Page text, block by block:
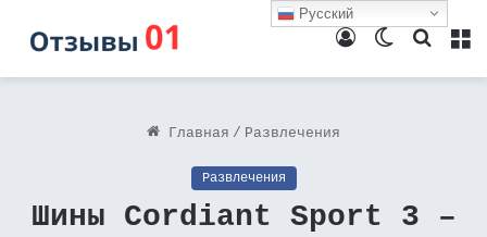
Поиск
Switch
Войти
Главная / Развлечения
Развлечения
Шины Cordiant Sport 3 –
Русский